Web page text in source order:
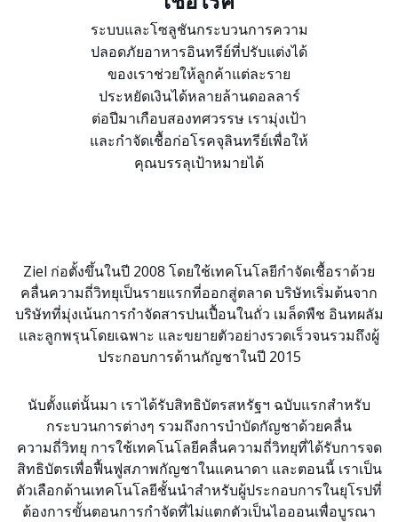
ระบบและโซลูชันกระบวนการความ
ปลอดภัยอาหารอินทรีย์ที่ปรับแต่งได้
ของเราช่วยให้ลูกค้าแต่ละราย
ประหยัดเงินได้หลายล้านดอลลาร์
ต่อปีมาเกือบสองทศวรรษ เรามุ่งเป้า
และกำจัดเชื้อก่อโรคจุลินทรีย์เพื่อให้
คุณบรรลุเป้าหมายได้
Ziel ก่อตั้งขึ้นในปี 2008 โดยใช้เทคโนโลยีกำจัดเชื้อราด้วย
คลื่นความถี่วิทยุเป็นรายแรกที่ออกสู่ตลาด บริษัทเริ่มต้นจาก
บริษัทที่มุ่งเน้นการกำจัดสารปนเปื้อนในถั่ว เมล็ดพืช อินทผลัม
และลูกพรุนโดยเฉพาะ และขยายตัวอย่างรวดเร็วจนรวมถึงผู้
ประกอบการด้านกัญชาในปี 2015
นับตั้งแต่นั้นมา เราได้รับสิทธิบัตรสหรัฐฯ ฉบับแรกสำหรับ
กระบวนการต่างๆ รวมถึงการบำบัดกัญชาด้วยคลื่น
ความถี่วิทยุ การใช้เทคโนโลยีคลื่นความถี่วิทยุที่ได้รับการจด
สิทธิบัตรเพื่อฟื้นฟูสภาพกัญชาในแคนาดา และตอนนี้ เราเป็น
ตัวเลือกด้านเทคโนโลยีชั้นนำสำหรับผู้ประกอบการในยุโรปที่
ต้องการขั้นตอนการกำจัดที่ไม่แตกตัวเป็นไอออนเพื่อบูรณา